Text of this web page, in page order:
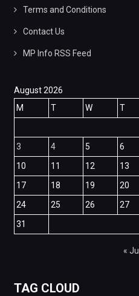
Terms and Conditions
Contact Us
MP Info RSS Feed
August 2026
M
T W T
3
4 5 6
10
11 12 13
17
18 19 20
24
25 26 27
31
« Jul
TAG CLOUD